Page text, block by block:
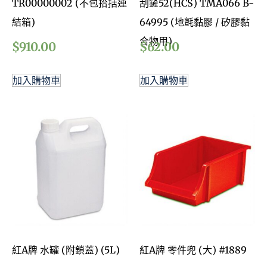
TR00000002 (不包拾括連
結箱)
$910.00
加入購物車
刮鏟52(HCS) TMA066 B-
64995 (地氈黏膠 / 矽膠黏
合物用)
$62.00
加入購物車
紅A牌 水罐 (附鎖蓋) (5L)
紅A牌 零件兜 (大) #1889